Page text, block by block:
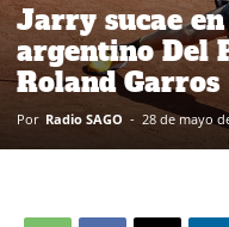
Jarry sucae
argentino Del
Roland Garros
Por Radio SAGO - 28 de mayo